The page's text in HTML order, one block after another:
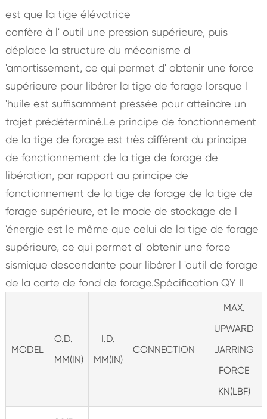
est que la tige élévatrice
confère à l' outil une pression supérieure, puis
déplace la structure du mécanisme d
'amortissement, ce qui permet d' obtenir une force
supérieure pour libérer la tige de forage lorsque l
'huile est suffisamment pressée pour atteindre un
trajet prédéterminé.Le principe de fonctionnement
de la tige de forage est très différent du principe
de fonctionnement de la tige de forage de
libération, par rapport au principe de
fonctionnement de la tige de forage de la tige de
forage supérieure, et le mode de stockage de l
'énergie est le même que celui de la tige de forage
supérieure, ce qui permet d' obtenir une force
sismique descendante pour libérer l 'outil de forage
de la carte de fond de forage.Spécification QY II
MODEL
O.D.
MM(IN)
I.D.
MM(IN)
CONNECTION
MAX.
UPWARD
JARRING
FORCE
KN(LBF)